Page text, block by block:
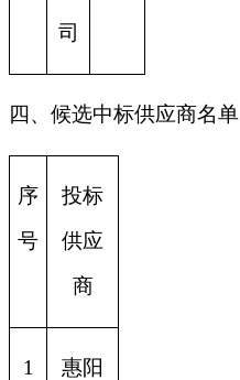
司
四、候选中标供应商名单
序
号
投标
供应
商
1
惠阳